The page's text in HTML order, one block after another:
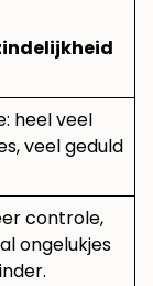
heel veel
veel geduld
controle,
ongelukjes